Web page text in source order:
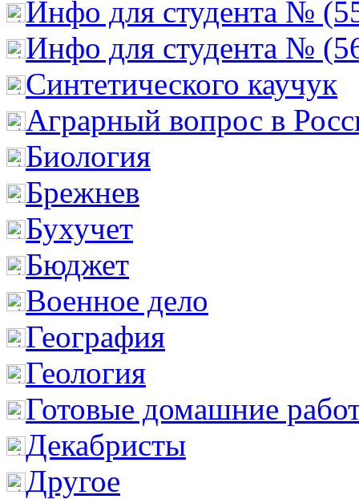
Инфо для студента №
Инфо для студента №
Cинтетического каучук
Аграрный вопрос в
Биология
Брежнев
Бухучет
Бюджет
Военное дело
География
Геология
Готовые домашние
Декабристы
Другое